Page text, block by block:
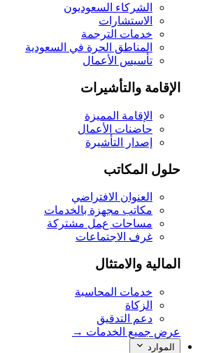
الشركاء السعوديون
الاستشارات
خدمات الترجمة
المناطق الحرة في السعودية
تأسيس الأعمال
الإقامة والتأشيرات
الإقامة المميزة
حاضنات الأعمال
إصدار التأشيرة
حلول المكاتب
العنوان الافتراضي
مكاتب مجهزة بالخدمات
مساحات عمل مشتركة
غرف الاجتماعات
المالية والامتثال
خدمات المحاسبة
الزكاة
دعم التدقيق
عرض جميع الخدمات →
الموارد